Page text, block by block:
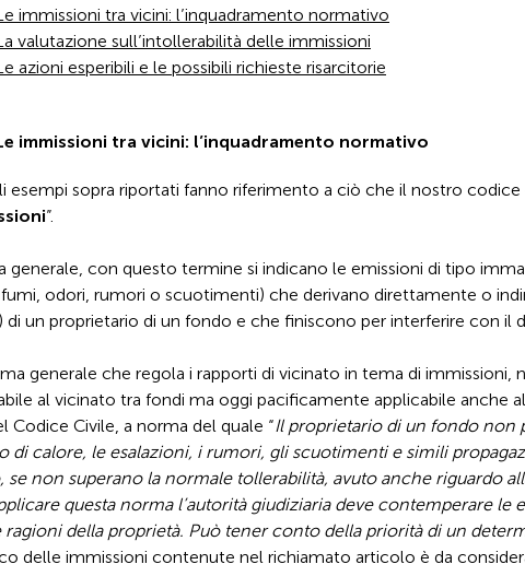
immissioni tra vicini: l’inquadramento normativo
valutazione sull’intollerabilità delle immissioni
azioni esperibili e le possibili richieste risarcitorie
immissioni tra vicini: l’inquadramento normativo
esempi sopra riportati fanno riferimento a ciò che il nostro
”.
generale, con questo termine si indicano le emissioni di tipo
odori, rumori o scuotimenti) che derivano direttamente o
di un proprietario di un fondo e che finiscono per interferire con il
generale che regola i rapporti di vicinato in tema di immissioni,
al vicinato tra fondi ma oggi pacificamente applicabile anche
Codice Civile, a norma del quale “Il proprietario di un fondo non
di calore, le esalazioni, i rumori, gli scuotimenti e simili
se non superano la normale tollerabilità, avuto anche riguardo
questa norma l’autorità giudiziaria deve contemperare le
ragioni della proprietà. Può tener conto della priorità di un
delle immissioni contenute nel richiamato articolo è da